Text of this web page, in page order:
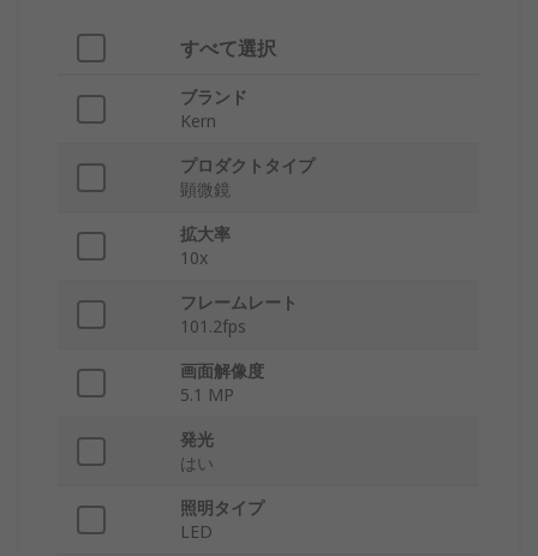
すべて選択
ブランド
Kern
プロダクトタイプ
顕微鏡
拡大率
10x
フレームレート
101.2fps
画面解像度
5.1 MP
発光
はい
照明タイプ
LED